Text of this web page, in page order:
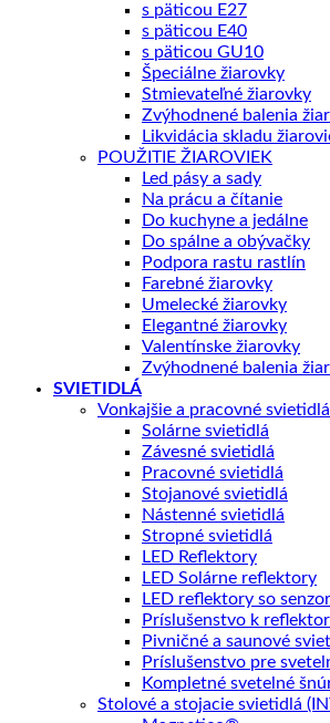
s päticou E27
s päticou E40
s päticou GU10
Špeciálne žiarovky
Stmievateľné žiarovky
Zvýhodnené balenia
Likvidácia skladu
POUŽITIE ŽIAROVIEK
Led pásy a sady
Na prácu a čítanie
Do kuchyne a jedálne
Do spálne a obývačky
Podpora rastu rastlín
Farebné žiarovky
Umelecké žiarovky
Elegantné žiarovky
Valentínske žiarovky
Zvýhodnené balenia
SVIETIDLÁ
Vonkajšie a pracovné svietidlá
Solárne svietidlá
Závesné svietidlá
Pracovné svietidlá
Stojanové svietidlá
Nástenné svietidlá
Stropné svietidlá
LED Reflektory
LED Solárne reflektory
LED reflektory so
Príslušenstvo k
Pivničné a saunové
Príslušenstvo pre
Kompletné svetelné
Stolové a stojacie svietidlá